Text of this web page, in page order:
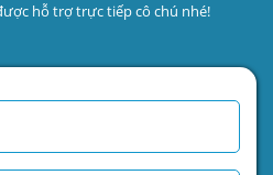
hỗ trợ trực tiếp cô chú nhé!